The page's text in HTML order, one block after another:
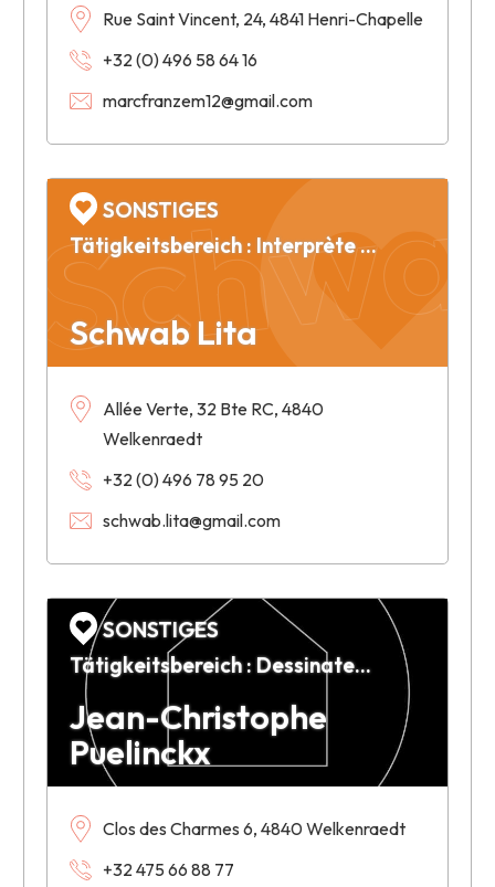
Rue Saint Vincent, 24, 4841 Henri-Chapelle
+32 (0) 496 58 64 16
marcfranzem12@gmail.com
Schwab Lita
SONSTIGES
Tätigkeitsbereich : Interprète Français - Allemand - Russe - Anglais
Allée Verte, 32 Bte RC, 4840
Welkenraedt
+32 (0) 496 78 95 20
schwab.lita@gmail.com
Jean-Christophe
Puelinckx
SONSTIGES
Tätigkeitsbereich : Dessinateur et responsable de projets en architecture
Clos des Charmes 6, 4840 Welkenraedt
+32 475 66 88 77